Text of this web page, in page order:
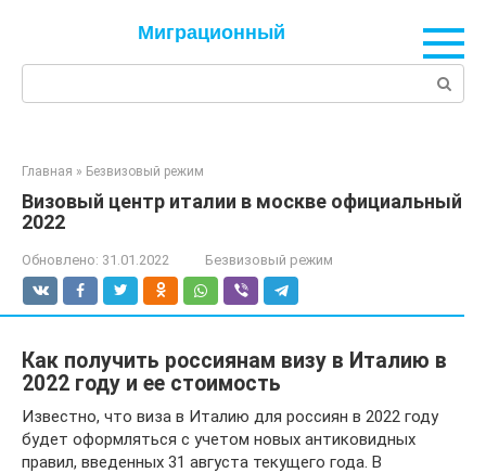
Миграционный
Главная » Безвизовый режим
Визовый центр италии в москве официальный
2022
Обновлено: 31.01.2022 Безвизовый режим
Как получить россиянам визу в Италию в
2022 году и ее стоимость
Известно, что виза в Италию для россиян в 2022 году
будет оформляться с учетом новых антиковидных
правил, введенных 31 августа текущего года. В